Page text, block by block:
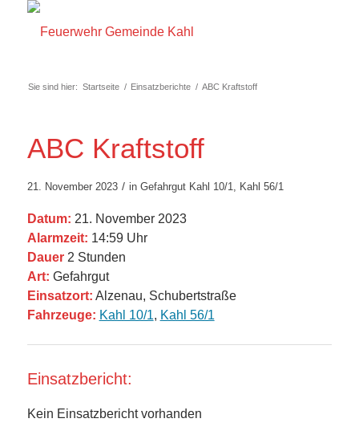
Sie sind hier: Startseite / Einsatzberichte / ABC Kraftstoff
ABC Kraftstoff
21. November 2023 / in Gefahrgut Kahl 10/1, Kahl 56/1
Datum: 21. November 2023
Alarmzeit: 14:59 Uhr
Dauer2 Stunden
Art: Gefahrgut
Einsatzort: Alzenau, Schubertstraße
Fahrzeuge: Kahl 10/1, Kahl 56/1
Einsatzbericht:
Kein Einsatzbericht vorhanden